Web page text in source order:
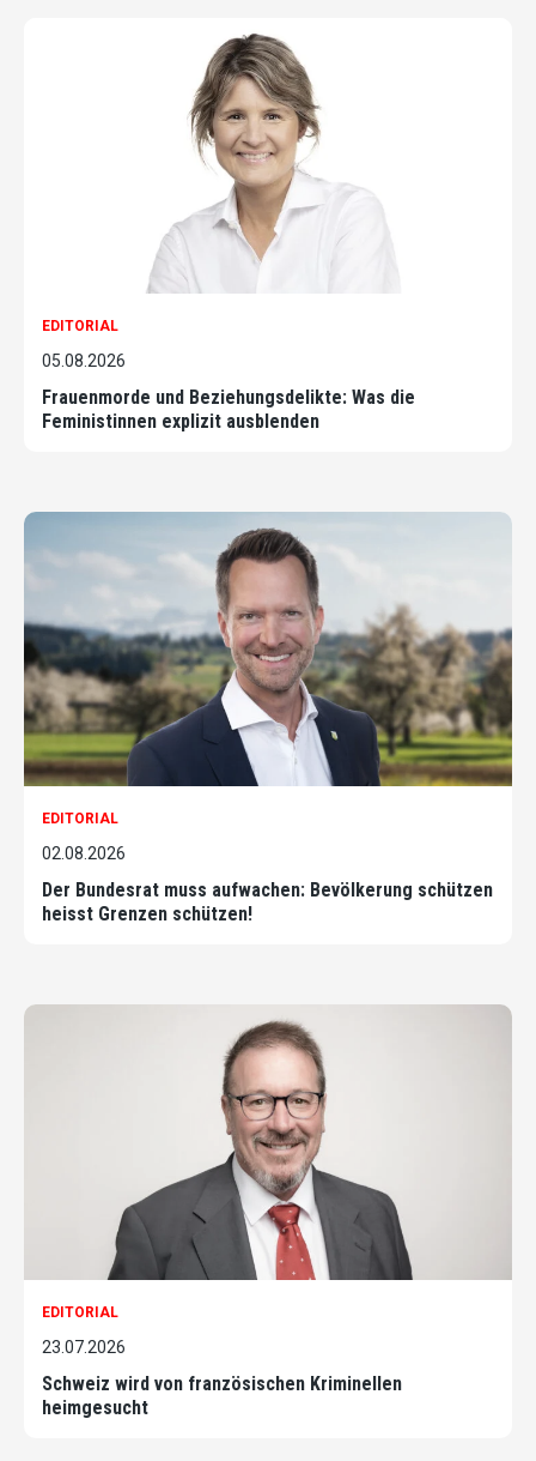
EDITORIAL
05.08.2026
Frauenmorde und Beziehungsdelikte: Was die
Feministinnen explizit ausblenden
EDITORIAL
02.08.2026
Der Bundesrat muss aufwachen: Bevölkerung schützen
heisst Grenzen schützen!
EDITORIAL
23.07.2026
Schweiz wird von französischen Kriminellen
heimgesucht